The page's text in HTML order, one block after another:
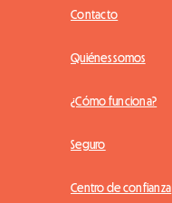
Contacto
Quiénes somos
¿Cómo funciona?
Seguro
Centro de confianza